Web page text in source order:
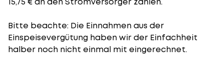
Bitte beachte: Die Einnahmen aus der
Einspeisevergütung haben wir der Einfachheit
halber noch nicht einmal mit eingerechnet.